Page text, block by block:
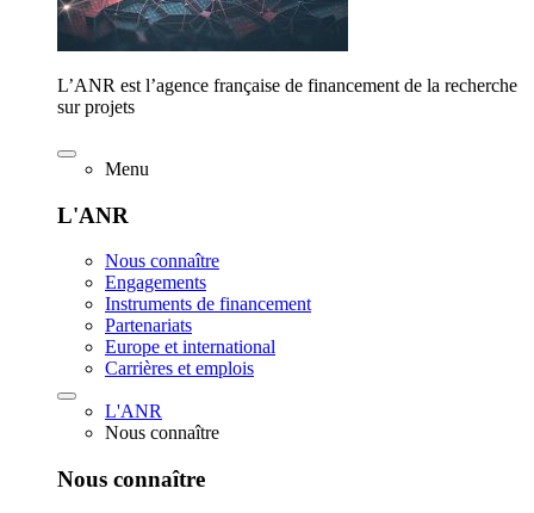
L’ANR est l’agence française de financement de la recherche
sur projets
Menu
L'ANR
Nous connaître
Engagements
Instruments de financement
Partenariats
Europe et international
Carrières et emplois
L'ANR
Nous connaître
Nous connaître